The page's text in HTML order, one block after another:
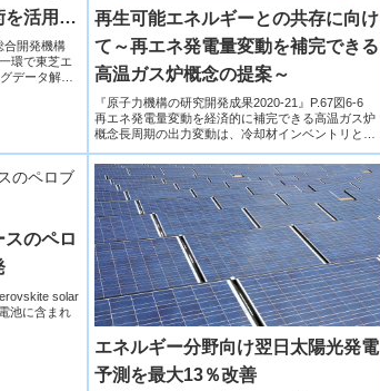
を活用し
～
合開発機構
環で東芝エ
データ解析
再生可能エネルギーとの共存に向け
て～再エネ発電量変動を補完できる
高温ガス炉概念の提案～
『原子力機構の研究開発成果2020-21』P.67図6-6
再エネ発電量変動を経済的に補完できる高温ガス炉
概念長周期の出力変動は、冷却材インベントリとバ
のペロ
solar
池に含まれ
エネルギー分野向け翌日太陽光発電
予測を最大13％改善